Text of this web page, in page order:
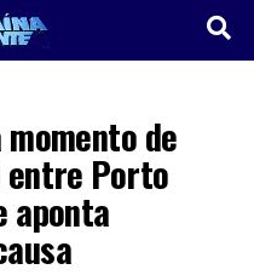
de
entre Porto
aponta